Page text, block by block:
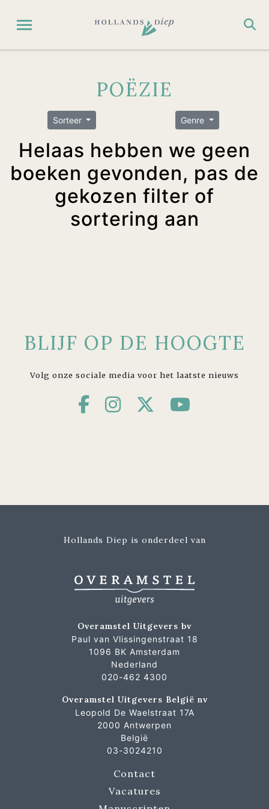
POËZIE
Sorteer Genre
Helaas hebben we geen
boeken gevonden, pas de
gekozen filter of
sortering aan
BLIJF OP DE HOOGTE
Volg onze sociale media voor het laatste nieuws
Hollands Diep is onderdeel van
Overamstel Uitgevers bv
Paul van Vlissingenstraat 18
1096 BK Amsterdam
Nederland
020-462 4300
Overamstel Uitgevers België nv
Leopold De Waelstraat 17A
2000 Antwerpen
België
03-3024210
Contact
Vacatures